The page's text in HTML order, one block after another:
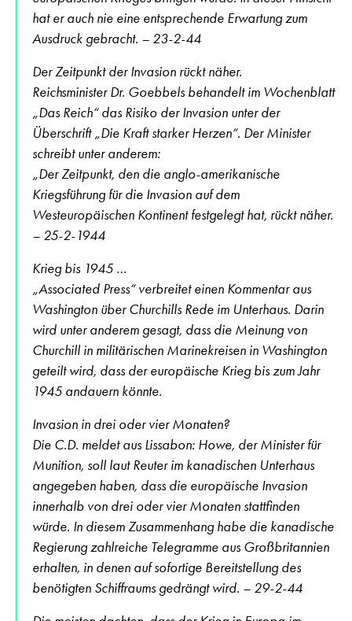
hat er auch nie eine entsprechende Erwartung zum
Ausdruck gebracht. – 23-2-44
Der Zeitpunkt der Invasion rückt näher.
Reichsminister Dr. Goebbels behandelt im Wochenblatt
„Das Reich“ das Risiko der Invasion unter der
Überschrift „Die Kraft starker Herzen“. Der Minister
schreibt unter anderem:
„Der Zeitpunkt, den die anglo-amerikanische
Kriegsführung für die Invasion auf dem
Westeuropäischen Kontinent festgelegt hat, rückt näher.
– 25-2-1944
Krieg bis 1945 …
„Associated Press“ verbreitet einen Kommentar aus
Washington über Churchills Rede im Unterhaus. Darin
wird unter anderem gesagt, dass die Meinung von
Churchill in militärischen Marinekreisen in Washington
geteilt wird, dass der europäische Krieg bis zum Jahr
1945 andauern könnte.
Invasion in drei oder vier Monaten?
Die C.D. meldet aus Lissabon: Howe, der Minister für
Munition, soll laut Reuter im kanadischen Unterhaus
angegeben haben, dass die europäische Invasion
innerhalb von drei oder vier Monaten stattfinden
würde. In diesem Zusammenhang habe die kanadische
Regierung zahlreiche Telegramme aus Großbritannien
erhalten, in denen auf sofortige Bereitstellung des
benötigten Schiffraums gedrängt wird. – 29-2-44